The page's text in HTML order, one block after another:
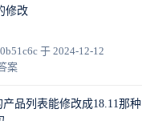
修改
于 2024-12-12
案
产品列表能修改成18.11那种